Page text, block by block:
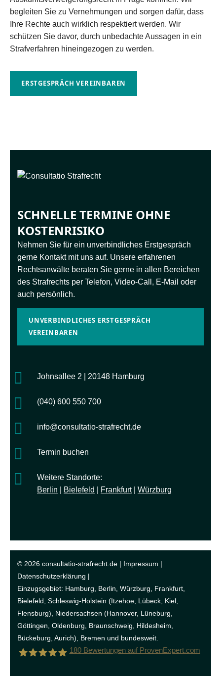
begleiten Sie zu Vernehmungen und sorgen dafür, dass
Ihre Rechte auch wirklich respektiert werden. Wir
schützen Sie davor, durch unbedachte Aussagen in ein
Strafverfahren hineingezogen zu werden.
ERSTGESPRÄCH VEREINBAREN
SCHNELLE TERMINE OHNE
KOSTENRISIKO
Nehmen Sie für ein unverbindliches Erstgespräch
gerne Kontakt mit uns auf. Unsere erfahrenen
Rechtsanwälte beraten Sie gerne in allen Bereichen
des Strafrechts per Telefon, Video-Call, E-Mail oder
auch persönlich.
UNVERBINDLICHES ERSTGESPRÄCH
VEREINBAREN
Johnsallee 2 | 20148 Hamburg
(040) 600 550 700
info@consultatio-strafrecht.de
Termin buchen
Weitere Standorte:
Berlin
Bielefeld Frankfurt| Würzburg
© 2026 consultatio-strafrecht.de | Impressum |
Datenschutzerklärung |
Einzugsgebiet: Hamburg Berlin Würzburg Frankfurt
Bielefeld , Schleswig-Holstein (Itzehoe , Lübeck, Kiel,
Flensburg), Niedersachsen (Hannover, Lüneburg,
Göttingen, Oldenburg, Braunschweig, Hildesheim,
Bückeburg, Aurich), Bremen und bundesweit.
180Bewertungen auf ProvenExpert.com